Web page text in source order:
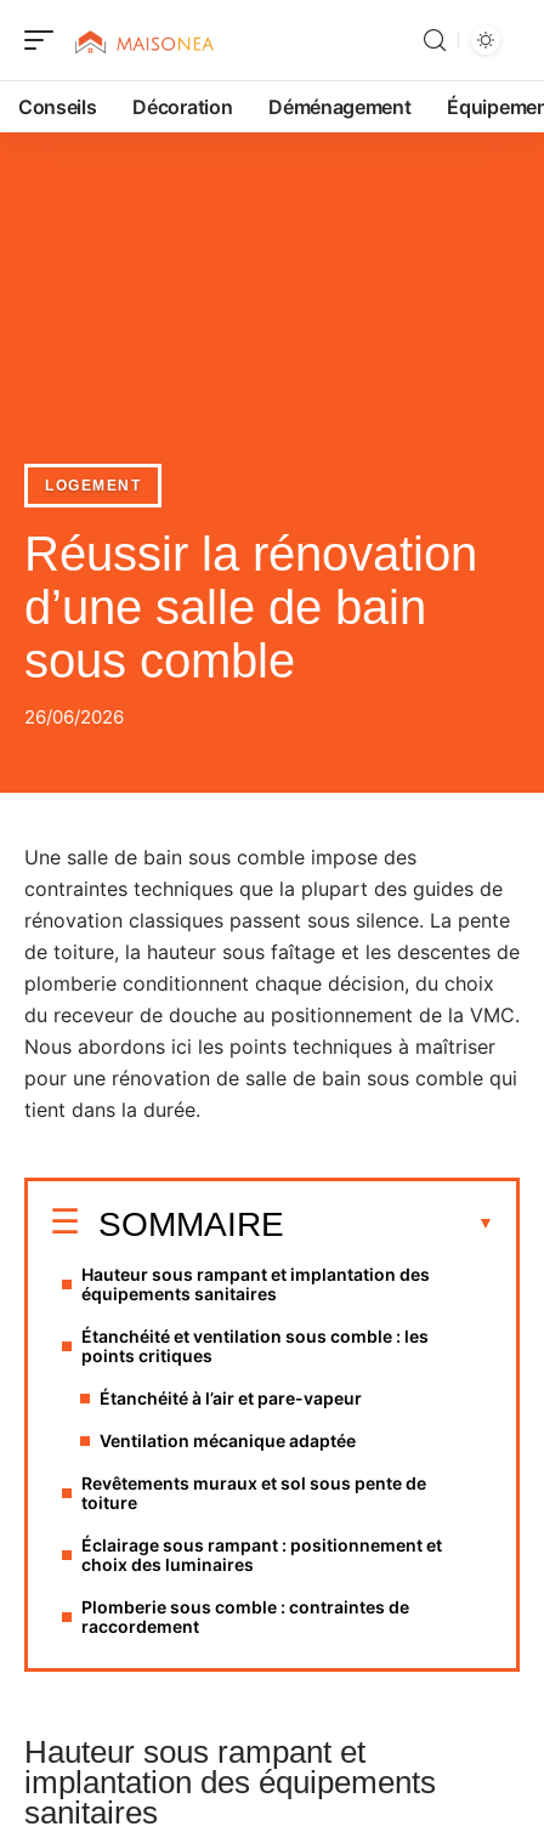
Conseils Décoration Déménagement
LOGEMENT
Réussir la rénovation
d’une salle de bain
sous comble
26/06/2026
Une salle de bain sous comble impose des
contraintes techniques que la plupart des guides de
rénovation classiques passent sous silence. La pente
de toiture, la hauteur sous faîtage et les descentes de
plomberie conditionnent chaque décision, du choix
du receveur de douche au positionnement de la VMC.
Nous abordons ici les points techniques à maîtriser
pour une rénovation de salle de bain sous comble qui
tient dans la durée.
SOMMAIRE
Hauteur sous rampant et implantation des
équipements sanitaires
Étanchéité et ventilation sous comble : les
points critiques
Étanchéité à l’air et pare-vapeur
Ventilation mécanique adaptée
Revêtements muraux et sol sous pente de
toiture
Éclairage sous rampant : positionnement et
choix des luminaires
Plomberie sous comble : contraintes de
raccordement
Hauteur sous rampant et
implantation des équipements
sanitaires